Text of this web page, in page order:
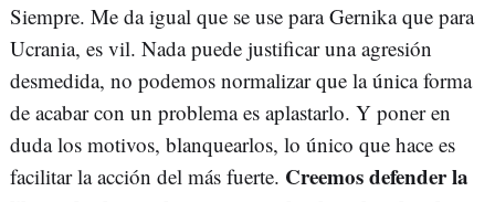
Siempre. Me da igual que se use para Gernika que para
Ucrania, es vil. Nada puede justificar una agresión
desmedida, no podemos normalizar que la única forma
de acabar con un problema es aplastarlo. Y poner en
duda los motivos, blanquearlos, lo único que hace es
facilitar la acción del más fuerte. Creemos defender la